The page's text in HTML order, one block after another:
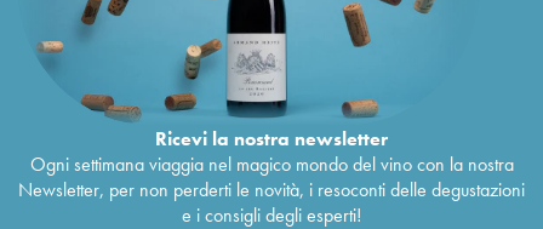
Ricevi la nostra newsletter
Ogni settimana viaggia nel magico mondo del vino con la nostra
Newsletter, per non perderti le novità, i resoconti delle degustazioni
e i consigli degli esperti!